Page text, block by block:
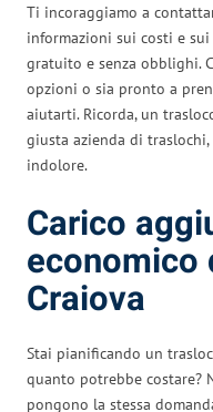
Ti incoraggiamo a
informazioni sui costi e
gratuito e senza obblighi.
opzioni o sia pronto a
aiutarti. Ricorda, un
giusta azienda di traslochi,
indolore.
Carico
economico
Craiova
Stai pianificando un
quanto potrebbe costare?
pongono la stessa